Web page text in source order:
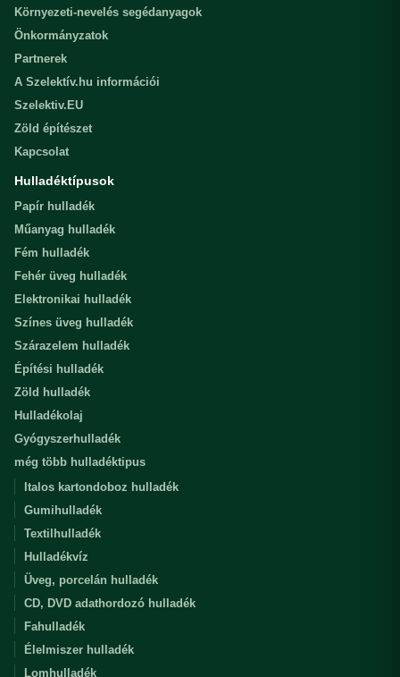
Környezeti-nevelés segédanyagok
Önkormányzatok
Partnerek
A Szelektív.hu információi
Szelektiv.EU
Zöld építészet
Kapcsolat
Hulladéktípusok
Papír hulladék
Műanyag hulladék
Fém hulladék
Fehér üveg hulladék
Elektronikai hulladék
Színes üveg hulladék
Szárazelem hulladék
Építési hulladék
Zöld hulladék
Hulladékolaj
Gyógyszerhulladék
még több hulladéktipus
Italos kartondoboz hulladék
Gumihulladék
Textilhulladék
Hulladékvíz
Üveg, porcelán hulladék
CD, DVD adathordozó hulladék
Fahulladék
Élelmiszer hulladék
Lomhulladék